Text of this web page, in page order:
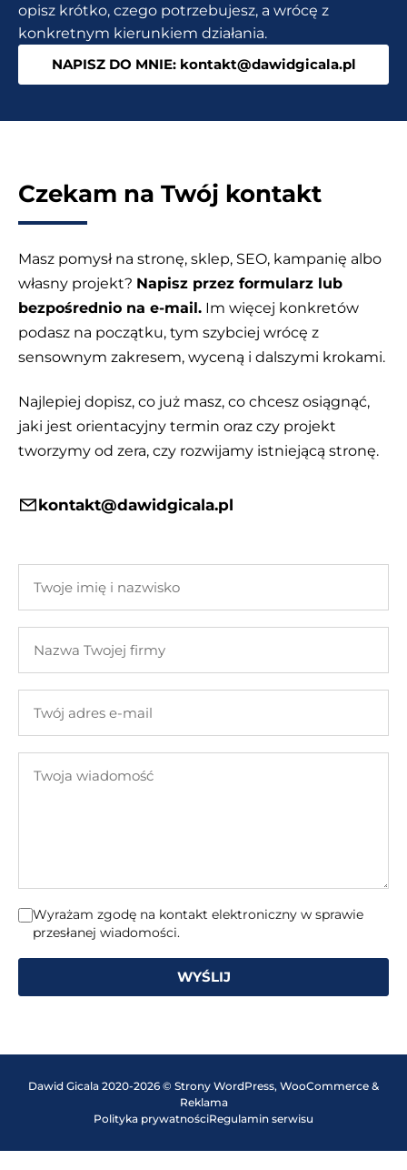
tylko
[Allegro,
PrestaShop,
opisz krótko, czego potrzebujesz, a wrócę z
konkretnym kierunkiem działania.
NAPISZ DO MNIE: kontakt@dawidgicala.pl
Czekam na Twój kontakt
Masz pomysł na stronę, sklep, SEO, kampanię albo
własny projekt? Napisz przez formularz lub
bezpośrednio na e-mail. Im więcej konkretów
podasz na początku, tym szybciej wrócę z
sensownym zakresem, wyceną i dalszymi krokami.
Najlepiej dopisz, co już masz, co chcesz osiągnąć,
jaki jest orientacyjny termin oraz czy projekt
tworzymy od zera, czy rozwijamy istniejącą stronę.
kontakt@dawidgicala.pl
imię
nazwisko
Twojej
adres
mail
wiadomość
Wyrażam zgodę na kontakt elektroniczny w sprawie
przesłanej wiadomości.
WYŚLIJ
Dawid Gicala 2020-2026 © Strony WordPress, WooCommerce &
Reklama
Polityka prywatnościRegulamin serwisu